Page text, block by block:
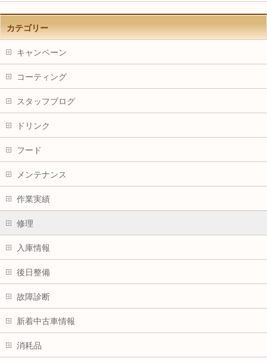
カテゴリー
キャンペーン
コーティング
スタッフブログ
ドリンク
フード
メンテナンス
作業実績
修理
入庫情報
後日整備
故障診断
新着中古車情報
消耗品